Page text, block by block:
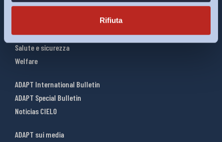
Rifiuta
Riforme del lavoro
Relazioni industriali
Salute e sicurezza
Welfare
ADAPT International Bulletin
ADAPT Special Bulletin
Noticias CIELO
ADAPT sui media